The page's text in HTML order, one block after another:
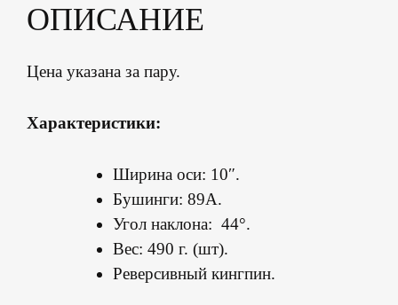
ОПИСАНИЕ
Цена указана за пару.
Характеристики:
Ширина оси: 10″.
Бушинги: 89А.
Угол наклона: 44°.
Вес: 490 г. (шт).
Реверсивный кингпин.